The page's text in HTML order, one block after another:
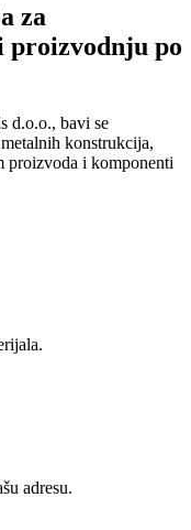
za
po
d.o.o., bavi se
konstrukcija,
proizvoda i komponenti
adresu.